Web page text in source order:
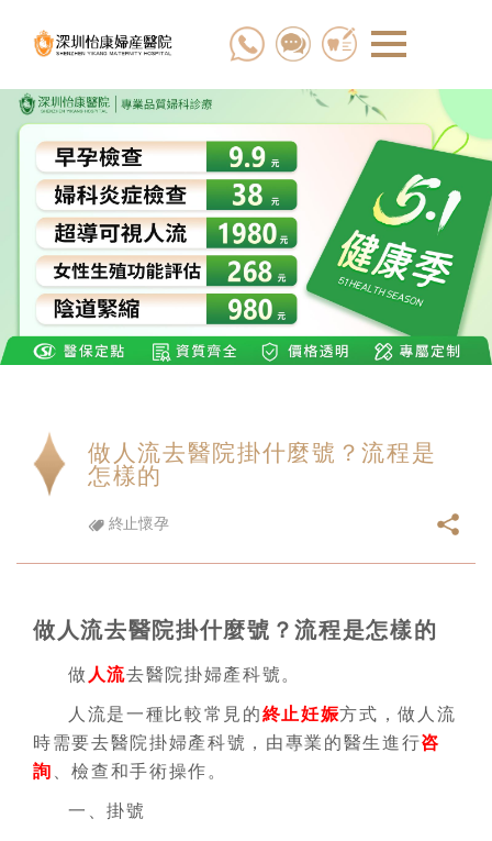
做人流去醫院掛什麼號？流程是
怎樣的
終止懷孕
做人流去醫院掛什麼號？流程是怎樣的
做 人流去醫院掛婦產科號。
人流是一種比較常見的終止妊娠方式，做人流
時需要去醫院掛婦產科號，由專業的醫生進行咨
詢 、檢查和手術操作。
一、掛號